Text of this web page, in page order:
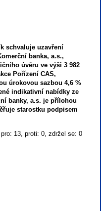
schvaluje uzavření
banka, a.s.,
úvěru ve výši 3 982
Pořízení CAS,
úrokovou sazbou 4,6 %
indikativní nabídky ze
banky, a.s. je přílohou
starostku podpisem
13, proti: 0, zdržel se: 0